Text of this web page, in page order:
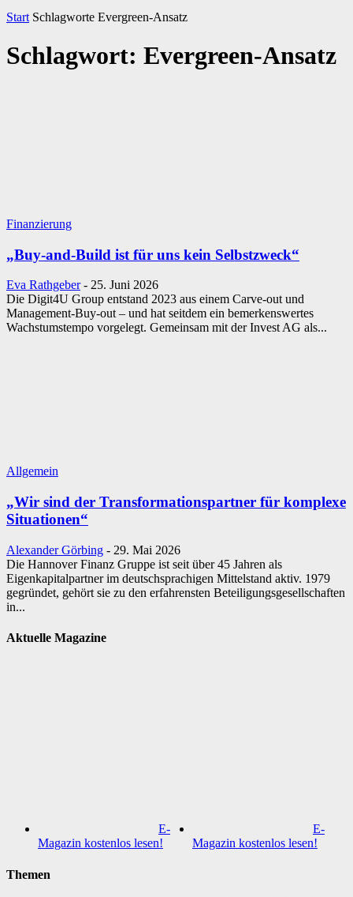
Start Schlagworte Evergreen-Ansatz
Schlagwort: Evergreen-Ansatz
Finanzierung
„Buy-and-Build ist für uns kein Selbstzweck“
Eva Rathgeber - 25. Juni 2026
Die Digit4U Group entstand 2023 aus einem Carve-out und
Management-Buy-out – und hat seitdem ein bemerkenswertes
Wachstumstempo vorgelegt. Gemeinsam mit der Invest AG als...
Allgemein
„Wir sind der Transformationspartner für komplexe
Situationen“
Alexander Görbing - 29. Mai 2026
Die Hannover Finanz Gruppe ist seit über 45 Jahren als
Eigenkapitalpartner im deutschsprachigen Mittelstand aktiv. 1979
gegründet, gehört sie zu den erfahrensten Beteiligungsgesellschaften
in...
Aktuelle Magazine
E-
Magazin kostenlos lesen!
E-
Magazin kostenlos lesen!
Themen